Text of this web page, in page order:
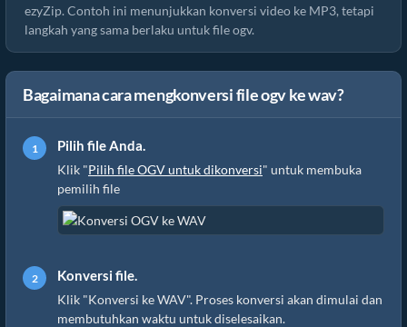
ezyZip. Contoh ini menunjukkan konversi video ke MP3, tetapi
langkah yang sama berlaku untuk file ogv.
Bagaimana cara mengkonversi file ogv ke wav?
Pilih file Anda.
Klik "Pilih file OGV untuk dikonversi" untuk membuka
pemilih file
Konversi file.
Klik "Konversi ke WAV". Proses konversi akan dimulai dan
membutuhkan waktu untuk diselesaikan.